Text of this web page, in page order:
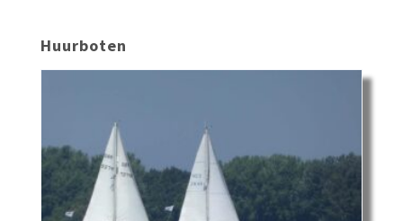
Huurboten